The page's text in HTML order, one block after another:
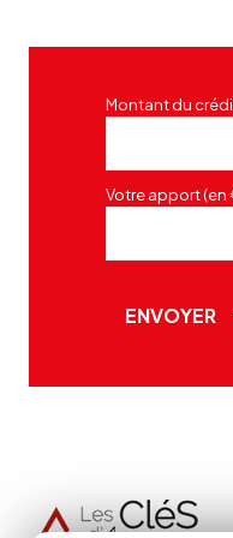
Montant du
Votre apport (en
ENVOYER